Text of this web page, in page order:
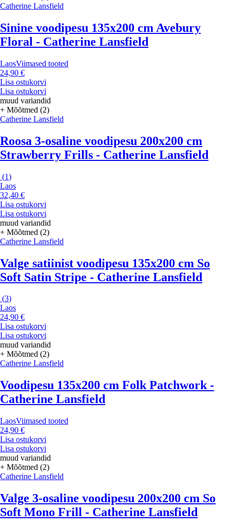
Catherine Lansfield
Sinine voodipesu 135x200 cm Avebury
Floral - Catherine Lansfield
LaosViimased tooted
24,90 €
Lisa ostukorvi
Lisa ostukorvi
muud variandid
+ Mõõtmed (2)
Catherine Lansfield
Roosa 3-osaline voodipesu 200x200 cm
Strawberry Frills - Catherine Lansfield
(1)
Laos
32,40 €
Lisa ostukorvi
Lisa ostukorvi
muud variandid
+ Mõõtmed (2)
Catherine Lansfield
Valge satiinist voodipesu 135x200 cm So
Soft Satin Stripe - Catherine Lansfield
(3)
Laos
24,90 €
Lisa ostukorvi
Lisa ostukorvi
muud variandid
+ Mõõtmed (2)
Catherine Lansfield
Voodipesu 135x200 cm Folk Patchwork -
Catherine Lansfield
LaosViimased tooted
24,90 €
Lisa ostukorvi
Lisa ostukorvi
muud variandid
+ Mõõtmed (2)
Catherine Lansfield
Valge 3-osaline voodipesu 200x200 cm So
Soft Mono Frill - Catherine Lansfield